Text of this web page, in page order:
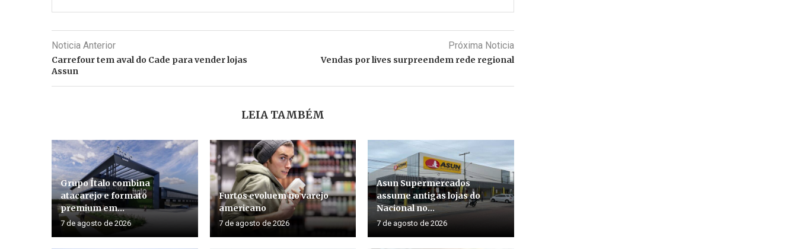
Noticia Anterior
Carrefour tem aval do Cade para vender lojas
Assun
Próxima Noticia
Vendas por lives surpreendem rede regional
LEIA TAMBÉM
Grupo Ítalo combina
atacarejo e formato
premium em...
7 de agosto de 2026
Furtos evoluem no varejo
americano
7 de agosto de 2026
Asun Supermercados
assume antigas lojas do
Nacional no...
7 de agosto de 2026